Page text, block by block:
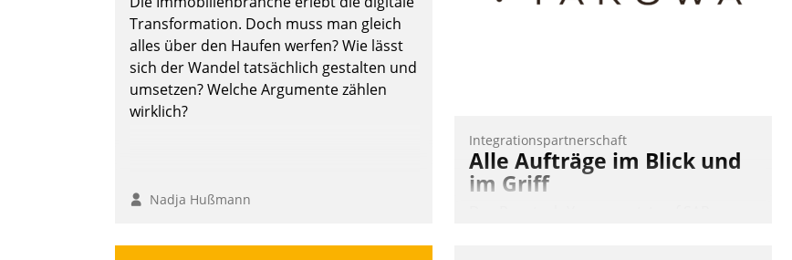
Transformation. Doch muss man gleich
alles über den Haufen werfen? Wie lässt
sich der Wandel tatsächlich gestalten und
umsetzen? Welche Argumente zählen
wirklich?
Nadja Hußmann
Integrationspartnerschaft
Alle Aufträge im Blick und
im Griff